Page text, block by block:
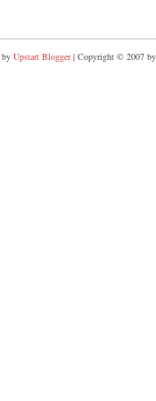
by Upstart Blogger| Copyright © 2007 by